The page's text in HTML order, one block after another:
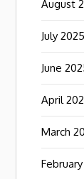
August
July 2025
June
April
March